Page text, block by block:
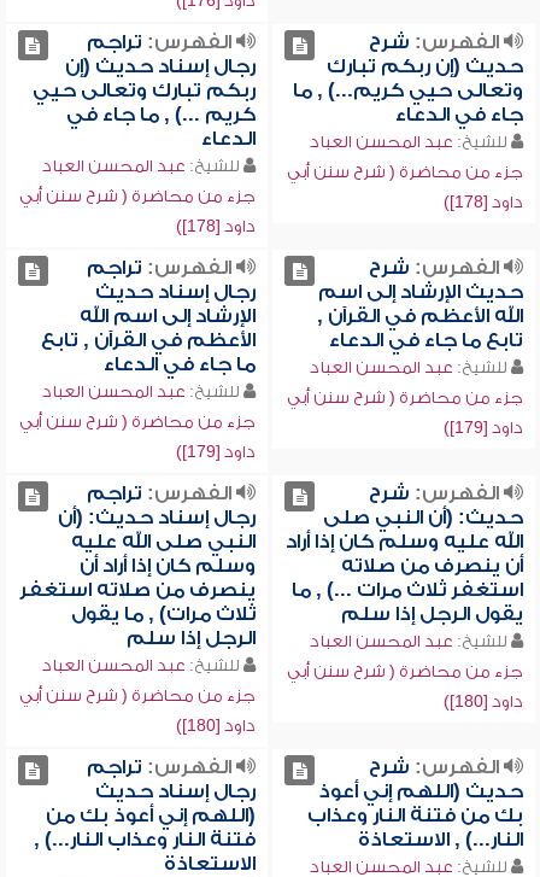
الفهرس: شرح
حديث (إن ربكم تبارك
وتعالى حيي كريم...) , ما
جاء في الدعاء
للشيخ: عبد المحسن العباد
جزء من محاضرة ( شرح سنن أبي
داود [178])
الفهرس: تراجم
رجال إسناد حديث (إن
ربكم تبارك وتعالى حيي
كريم ...) , ما جاء في
الدعاء
للشيخ: عبد المحسن العباد
جزء من محاضرة ( شرح سنن أبي
داود [178])
الفهرس: شرح
حديث الإرشاد إلى اسم
الله الأعظم في القرآن ,
تابع ما جاء في الدعاء
للشيخ: عبد المحسن العباد
جزء من محاضرة ( شرح سنن أبي
داود [179])
الفهرس: تراجم
رجال إسناد حديث
الإرشاد إلى اسم الله
الأعظم في القرآن , تابع
ما جاء في الدعاء
للشيخ: عبد المحسن العباد
جزء من محاضرة ( شرح سنن أبي
داود [179])
الفهرس: شرح
حديث: (أن النبي صلى
الله عليه وسلم كان إذا أراد
أن ينصرف من صلاته
استغفر ثلاث مرات ...) , ما
يقول الرجل إذا سلم
للشيخ: عبد المحسن العباد
جزء من محاضرة ( شرح سنن أبي
داود [180])
الفهرس: تراجم
رجال إسناد حديث: (أن
النبي صلى الله عليه
وسلم كان إذا أراد أن
ينصرف من صلاته استغفر
ثلاث مرات) , ما يقول
الرجل إذا سلم
للشيخ: عبد المحسن العباد
جزء من محاضرة ( شرح سنن أبي
داود [180])
الفهرس: شرح
حديث (اللهم إني أعوذ
بك من فتنة النار وعذاب
النار...) , الاستعاذة
للشيخ: عبد المحسن العباد
الفهرس: تراجم
رجال إسناد حديث
(اللهم إني أعوذ بك من
فتنة النار وعذاب النار...) ,
الاستعاذة